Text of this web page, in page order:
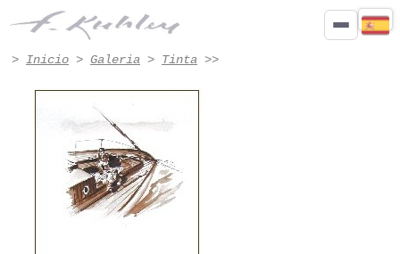
> Inicio > Galeria > Tinta >>